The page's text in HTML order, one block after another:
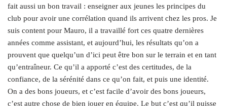
fait aussi un bon travail : enseigner aux jeunes les principes du
club pour avoir une corrélation quand ils arrivent chez les pros. Je
suis content pour Mauro, il a travaillé fort ces quatre dernières
années comme assistant, et aujourd’hui, les résultats qu’on a
prouvent que quelqu’un d’ici peut être bon sur le terrain et en tant
qu’entraîneur. Ce qu’il a apporté c’est des certitudes, de la
confiance, de la sérénité dans ce qu’on fait, et puis une identité.
On a des bons joueurs, et c’est facile d’avoir des bons joueurs,
c’est autre chose de bien jouer en équipe. Le but c’est qu’il puisse